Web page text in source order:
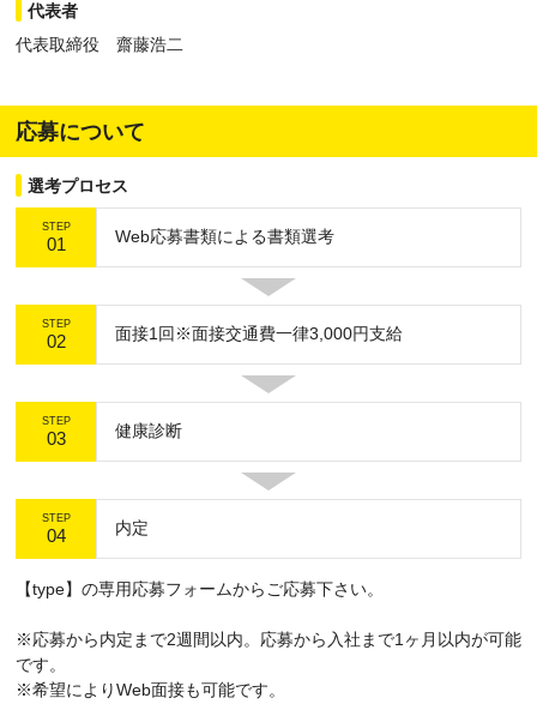
代表者
代表取締役 齋藤浩二
応募について
選考プロセス
STEP
01 Web応募書類による書類選考
STEP
02 面接1回※面接交通費一律3,000円支給
STEP
03 健康診断
STEP
04 内定
【type】の専用応募フォームからご応募下さい。
※応募から内定まで2週間以内。応募から入社まで1ヶ月以内が可能
です。
※希望によりWeb面接も可能です。